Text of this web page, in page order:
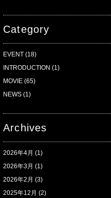
Category
EVENT (18)
INTRODUCTION (1)
MOVIE (65)
NEWS (1)
Archives
2026年4月 (1)
2026年3月 (1)
2026年2月 (3)
2025年12月 (2)